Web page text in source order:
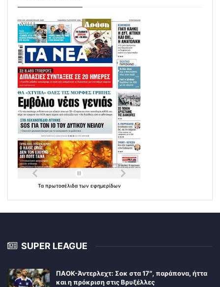
Τα πρωτοσέλιδα των εφημερίδων
SUPER LEAGUE
ΠΑΟΚ-Άντερλεχτ: Σοκ στα 17″, παράπονα, ήττα
και η πρόκριση στις Βρυξέλλες